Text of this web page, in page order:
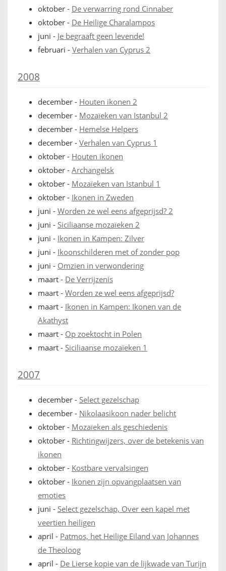
oktober - De verwarring rond Cinnaber
oktober - De Heilige Charalampos
juni - Je begraaft geen levende!
februari - Verhalen van Cyprus 2
2008
december - Houten ikonen 2
december - Mozaïeken van Istanbul 2
december - Hemelse Helpers
december - Verhalen van Cyprus 1
oktober - Houten ikonen
oktober - Archangelsk
oktober - Mozaïeken van Istanbul 1
oktober - Ikonen in Zweden
juni - Worden ze wel eens afgeprijsd? 2
juni - Siciliaanse mozaïeken 2
juni - Ikonen in Kampen: Zilver
juni - Ikoonschilderen met of zonder pop
juni - Omzien in verwondering
maart - De Verrijzenis
maart - Worden ze wel eens afgeprijsd?
maart - Ikonen in Kampen: Ikonen van de
Akathyst
maart - Op zoektocht in Polen
maart - Siciliaanse mozaïeken 1
2007
december - Select gezelschap
december - Nikolaasikoon nader belicht
oktober - Mozaïeken als geschiedenis
oktober - Richtingwijzers, over de betekenis van
ikonen
oktober - Kostbare vervalsingen
oktober - Ikonen zijn opvangplaatsen van
emoties
juni - Select gezelschap, Over een kapel met
veertien heiligen
april - Patmos, het Heilige Eiland van Johannes
de Theoloog
april - De Lierse kopie van de lijkwade van Turijn